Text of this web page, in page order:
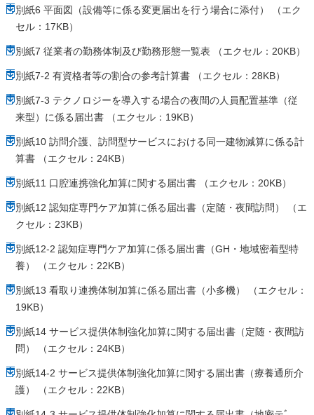
別紙6 平面図（設備等に係る変更届出を行う場合に添付） （エク
セル：17KB）
別紙7 従業者の勤務体制及び勤務形態一覧表 （エクセル：20KB）
別紙7-2 有資格者等の割合の参考計算書 （エクセル：28KB）
別紙7-3 テクノロジーを導入する場合の夜間の人員配置基準（従
来型）に係る届出書 （エクセル：19KB）
別紙10 訪問介護、訪問型サービスにおける同一建物減算に係る計
算書 （エクセル：24KB）
別紙11 口腔連携強化加算に関する届出書 （エクセル：20KB）
別紙12 認知症専門ケア加算に係る届出書（定随・夜間訪問） （エ
クセル：23KB）
別紙12-2 認知症専門ケア加算に係る届出書（GH・地域密着型特
養） （エクセル：22KB）
別紙13 看取り連携体制加算に係る届出書（小多機） （エクセル：
19KB）
別紙14 サービス提供体制強化加算に関する届出書（定随・夜間訪
問） （エクセル：24KB）
別紙14-2 サービス提供体制強化加算に関する届出書（療養通所介
護） （エクセル：22KB）